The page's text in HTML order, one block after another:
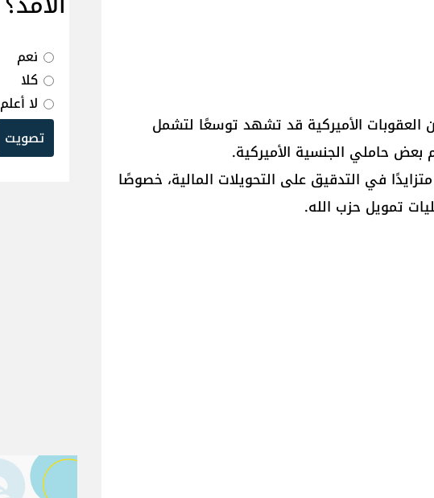
الأميركية قد تشهد توسعًا لتشمل
بعض حاملي الجنسية الأميركية.
في التدقيق على التحويلات المالية، خصوصًا
تمويل حزب الله.
نعم
كلا
لا أعلم
تصويت